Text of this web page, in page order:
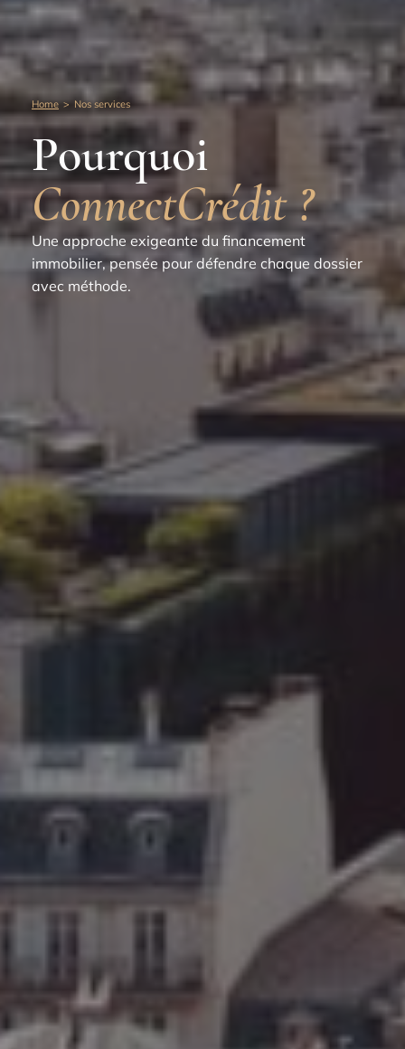
Home > Nos services
Pourquoi
ConnectCrédit ?
Une approche exigeante du financement
immobilier, pensée pour défendre chaque dossier
avec méthode.